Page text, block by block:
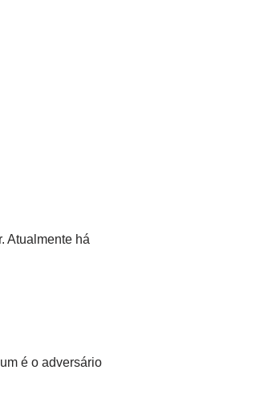
Atualmente há
é o adversário